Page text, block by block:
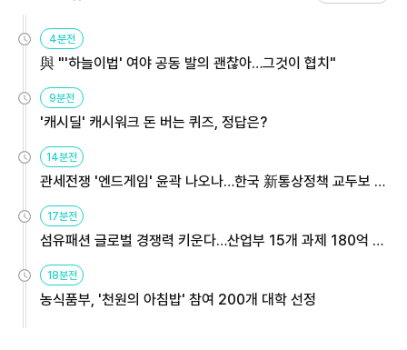
4분전
與 "'하늘이법' 여야 공동 발의 괜찮아…그것이 협치"
9분전
'캐시딜' 캐시워크 돈 버는 퀴즈, 정답은?
14분전
관세전쟁 '엔드게임' 윤곽 나오나…한국 新통상정책 교두보 활
용해야
17분전
섬유패션 글로벌 경쟁력 키운다…산업부 15개 과제 180억 지
원
18분전
농식품부, '천원의 아침밥' 참여 200개 대학 선정